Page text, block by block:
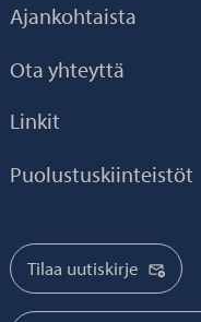
Ajankohtaista
Ota yhteyttä
Linkit
Puolustuskiinteistöt
Tilaa uutiskirje